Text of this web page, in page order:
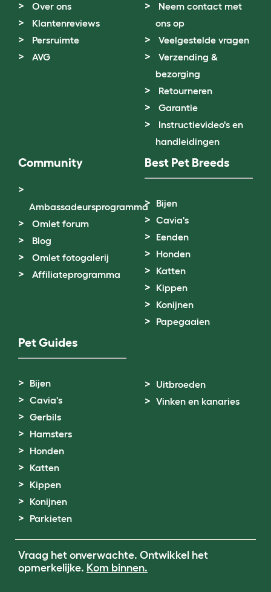
Over ons
Klantenreviews
Persruimte
AVG
Neem contact met
ons op
Veelgestelde vragen
Verzending &
bezorging
Retourneren
Garantie
Instructievideo's en
handleidingen
Community
Ambassadeursprogramma
Omlet forum
Blog
Omlet fotogalerij
Affiliateprogramma
Best Pet Breeds
Bijen
Cavia's
Eenden
Honden
Katten
Kippen
Konijnen
Papegaaien
Pet Guides
Bijen
Cavia's
Gerbils
Hamsters
Honden
Katten
Kippen
Konijnen
Parkieten
Uitbroeden
Vinken en kanaries
Vraag het onverwachte. Ontwikkel het
opmerkelijke. Kom binnen.